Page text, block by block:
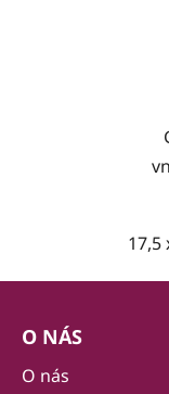
17,5
Z
O NÁS
O nás